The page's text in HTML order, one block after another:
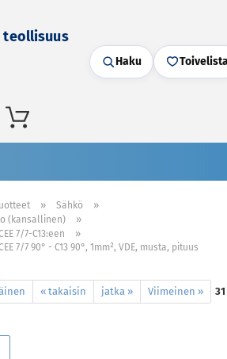
teollisuus
Haku
» Sähkö »
(kansallinen) »
7/7-C13:een »
7/7 90° - C13 90°, 1mm², VDE, musta, pituus
« takaisin jatka » Viimeinen » 31